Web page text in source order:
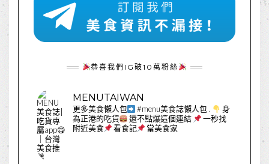
恭喜我們IG破10萬粉絲
MENUTAIWAN
更多美食懶人包 #menu美食誌懶人包.
身
為正港的吃貨
還不點爆這個連結
一秒找
附近美食
看食記 當美食家